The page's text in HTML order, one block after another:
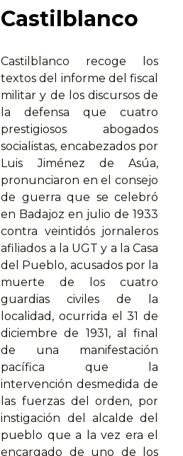
Castilblanco
Castilblanco recoge los
textos del informe del fiscal
militar y de los discursos de
la defensa que cuatro
prestigiosos abogados
socialistas, encabezados por
Luis Jiménez de Asúa,
pronunciaron en el consejo
de guerra que se celebró
en Badajoz en julio de 1933
contra veintidós jornaleros
afiliados a la UGT y a la Casa
del Pueblo, acusados por la
muerte de los cuatro
guardias civiles de la
localidad, ocurrida el 31 de
diciembre de 1931, al final
de una manifestación
pacífica que la
intervención desmedida de
las fuerzas del orden, por
instigación del alcalde del
pueblo que a la vez era el
encargado de uno de los